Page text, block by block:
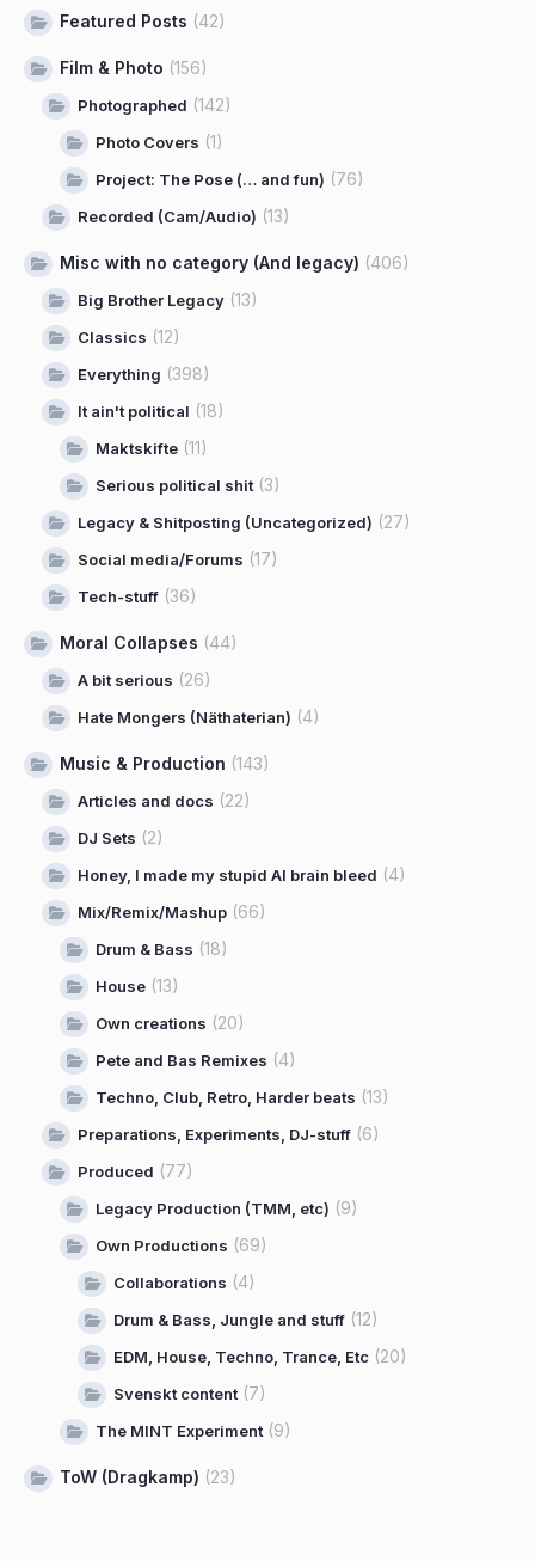
Featured Posts (42)
Film & Photo (156)
Photographed (142)
Photo Covers (1)
Project: The Pose (… and fun) (76)
Recorded (Cam/Audio) (13)
Misc with no category (And legacy) (406)
Big Brother Legacy (13)
Classics (12)
Everything (398)
It ain't political (18)
Maktskifte (11)
Serious political shit (3)
Legacy & Shitposting (Uncategorized) (27)
Social media/Forums (17)
Tech-stuff (36)
Moral Collapses (44)
A bit serious (26)
Hate Mongers (Näthaterian) (4)
Music & Production (143)
Articles and docs (22)
DJ Sets (2)
Honey, I made my stupid AI brain bleed (4)
Mix/Remix/Mashup (66)
Drum & Bass (18)
House (13)
Own creations (20)
Pete and Bas Remixes (4)
Techno, Club, Retro, Harder beats (13)
Preparations, Experiments, DJ-stuff (6)
Produced (77)
Legacy Production (TMM, etc) (9)
Own Productions (69)
Collaborations (4)
Drum & Bass, Jungle and stuff (12)
EDM, House, Techno, Trance, Etc (20)
Svenskt content (7)
The MINT Experiment (9)
ToW (Dragkamp) (23)